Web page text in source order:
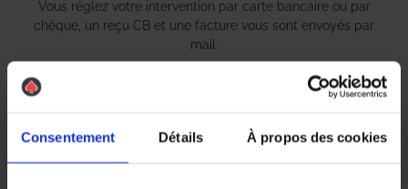
Consentement Détails À propos des cookies
Vous réglez votre intervention par carte bancaire ou par
chèque, un reçu CB et une facture vous sont envoyés par
mail.
Etape 5 :
Vous évaluez la prestation